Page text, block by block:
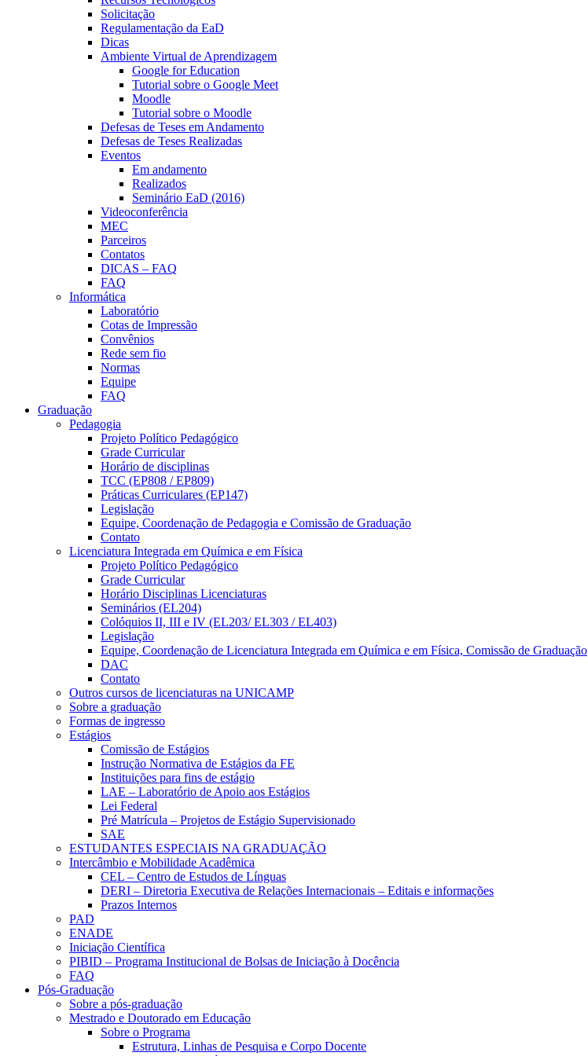
Solicitação
Regulamentação da EaD
Dicas
Ambiente Virtual de Aprendizagem
Google for Education
Tutorial sobre o Google Meet
Moodle
Tutorial sobre o Moodle
Defesas de Teses em Andamento
Defesas de Teses Realizadas
Eventos
Em andamento
Realizados
Seminário EaD (2016)
Videoconferência
MEC
Parceiros
Contatos
DICAS – FAQ
FAQ
Informática
Laboratório
Cotas de Impressão
Convênios
Rede sem fio
Normas
Equipe
FAQ
Graduação
Pedagogia
Projeto Político Pedagógico
Grade Curricular
Horário de disciplinas
TCC (EP808 / EP809)
Práticas Curriculares (EP147)
Legislação
Equipe, Coordenação de Pedagogia e Comissão de Graduação
Contato
Licenciatura Integrada em Química e em Física
Projeto Político Pedagógico
Grade Curricular
Horário Disciplinas Licenciaturas
Seminários (EL204)
Colóquios II, III e IV (EL203/ EL303 / EL403)
Legislação
Equipe, Coordenação de Licenciatura Integrada em Química e em Física, Comissão de Graduação
DAC
Contato
Outros cursos de licenciaturas na UNICAMP
Sobre a graduação
Formas de ingresso
Estágios
Comissão de Estágios
Instrução Normativa de Estágios da FE
Instituições para fins de estágio
LAE – Laboratório de Apoio aos Estágios
Lei Federal
Pré Matrícula – Projetos de Estágio Supervisionado
SAE
ESTUDANTES ESPECIAIS NA GRADUAÇÃO
Intercâmbio e Mobilidade Acadêmica
CEL – Centro de Estudos de Línguas
DERI – Diretoria Executiva de Relações Internacionais – Editais e informações
Prazos Internos
PAD
ENADE
Iniciação Científica
PIBID – Programa Institucional de Bolsas de Iniciação à Docência
FAQ
Pós-Graduação
Sobre a pós-graduação
Mestrado e Doutorado em Educação
Sobre o Programa
Estrutura, Linhas de Pesquisa e Corpo Docente